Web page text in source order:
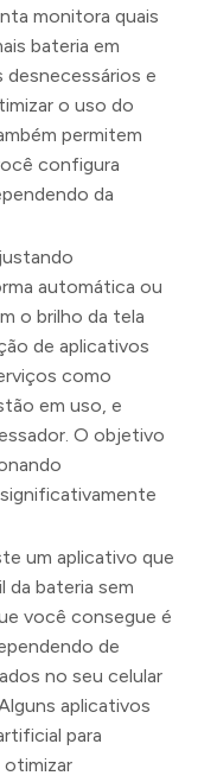
monitora quais
bateria em
e
o uso do
permitem
configura
da
automática ou
o brilho da tela
de aplicativos
como
em uso, e
O objetivo
um aplicativo que
da bateria sem
você consegue é
de
no seu celular
aplicativos
para
otimizar